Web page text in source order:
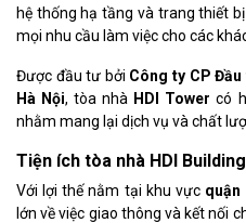
hệ thống hạ tầng và trang thiết
mọi nhu cầu làm việc cho các
Được đầu tư bởi Công ty CP
Hà Nội, tòa nhà HDI Tower có
nhằm mang lại dịch vụ và chất
Tiện ích tòa nhà HDI Building
Với lợi thế nằm tại khu vực quận
lớn về việc giao thông và kết nối